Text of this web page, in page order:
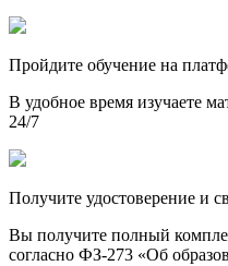
Пройдите обучение на
В удобное время изучаете
24/7
Получите удостоверение и
Вы получите полный
согласно ФЗ-273 «Об